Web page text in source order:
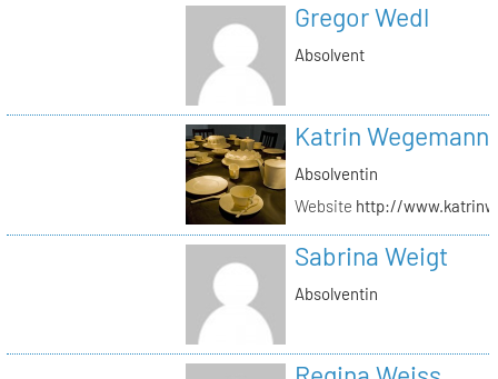
Gregor Wedl
Absolvent
Katrin Wegemann
Absolventin
Website http://
Sabrina Weigt
Absolventin